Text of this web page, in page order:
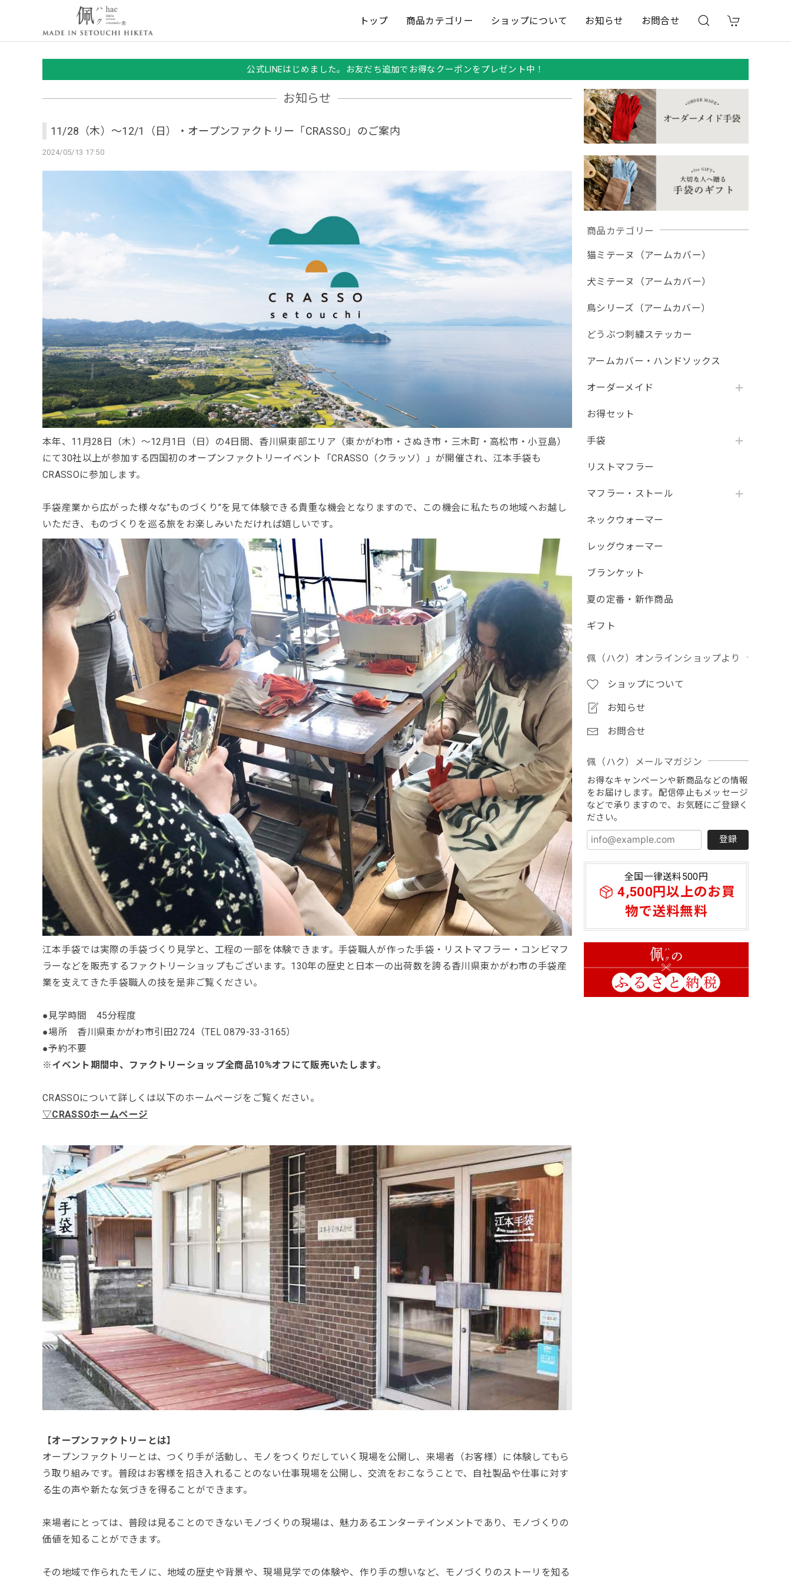
トップ 商品カテゴリー ショップについて お知らせ お問合せ
公式LINEはじめました。お友だち追加でお得なクーポンをプレゼント中！
商品カテゴリー
猫ミテーヌ（アームカバー）
犬ミテーヌ（アームカバー）
鳥シリーズ（アームカバー）
どうぶつ刺繍ステッカー
アームカバー・ハンドソックス
オーダーメイド
お得セット
手袋
リストマフラー
マフラー・ストール
ネックウォーマー
レッグウォーマー
ブランケット
夏の定番・新作商品
ギフト
佩（ハク）オンラインショップより
ショップについて
お知らせ
お問合せ
佩（ハク）メールマガジン
お得なキャンペーンや新商品などの情報
をお届けします。配信停止もメッセージ
などで承りますので、お気軽にご登録く
ださい。
登録
全国一律送料500円
4,500円以上のお買
物で送料無料
お知らせ
11/28（木）～12/1（日）・オープンファクトリー「CRASSO」のご案内
2024/05/13 17:50
本年、11月28日（木）～12月1日（日）の4日間、香川県東部エリア（東かがわ市・さぬき市・三木町・高松市・小豆島）
にて30社以上が参加する四国初のオープンファクトリーイベント「CRASSO（クラッソ）」が開催され、江本手袋も
CRASSOに参加します。
手袋産業から広がった様々な”ものづくり”を見て体験できる貴重な機会となりますので、この機会に私たちの地域へお越し
いただき、ものづくりを巡る旅をお楽しみいただければ嬉しいです。
江本手袋では実際の手袋づくり見学と、工程の一部を体験できます。手袋職人が作った手袋・リストマフラー・コンビマフ
ラーなどを販売するファクトリーショップもございます。130年の歴史と日本一の出荷数を誇る香川県東かがわ市の手袋産
業を支えてきた手袋職人の技を是非ご覧ください。
●見学時間 45分程度
●場所 香川県東かがわ市引田2724（TEL 0879-33-3165）
●予約不要
※イベント期間中、ファクトリーショップ全商品10%オフにて販売いたします。
CRASSOについて詳しくは以下のホームページをご覧ください。
▽CRASSOホームページ
【オープンファクトリーとは】
オープンファクトリーとは、つくり手が活動し、モノをつくりだしていく現場を公開し、来場者（お客様）に体験してもら
う取り組みです。普段はお客様を招き入れることのない仕事現場を公開し、交流をおこなうことで、自社製品や仕事に対す
る生の声や新たな気づきを得ることができます。
来場者にとっては、普段は見ることのできないモノづくりの現場は、魅力あるエンターテインメントであり、モノづくりの
価値を知ることができます。
その地域で作られたモノに、地域の歴史や背景や、現場見学での体験や、作り手の想いなど、モノづくりのストーリを知る